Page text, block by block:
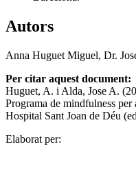
Autors
Anna Huguet Miguel, Dr.
Per citar aquest document:
Huguet, A. i Alda, Jose A.
Programa de mindfulness
Hospital Sant Joan de Déu
Elaborat per: